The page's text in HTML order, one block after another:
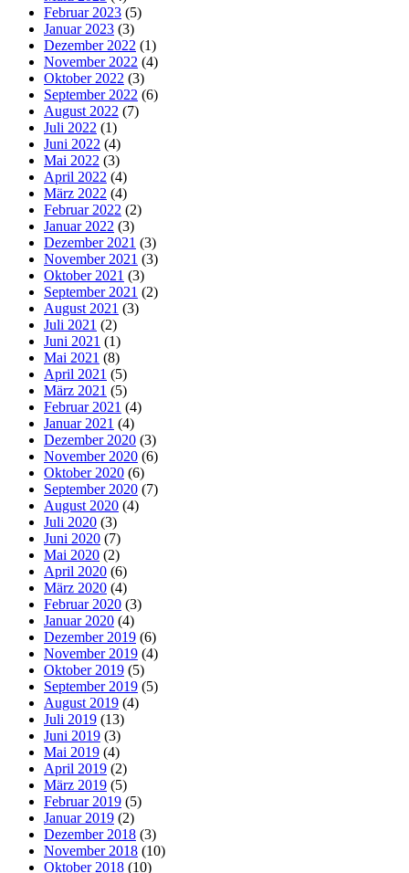
Februar 2023 (5)
Januar 2023 (3)
Dezember 2022 (1)
November 2022 (4)
Oktober 2022 (3)
September 2022 (6)
August 2022 (7)
Juli 2022 (1)
Juni 2022 (4)
Mai 2022 (3)
April 2022 (4)
März 2022 (4)
Februar 2022 (2)
Januar 2022 (3)
Dezember 2021 (3)
November 2021 (3)
Oktober 2021 (3)
September 2021 (2)
August 2021 (3)
Juli 2021 (2)
Juni 2021 (1)
Mai 2021 (8)
April 2021 (5)
März 2021 (5)
Februar 2021 (4)
Januar 2021 (4)
Dezember 2020 (3)
November 2020 (6)
Oktober 2020 (6)
September 2020 (7)
August 2020 (4)
Juli 2020 (3)
Juni 2020 (7)
Mai 2020 (2)
April 2020 (6)
März 2020 (4)
Februar 2020 (3)
Januar 2020 (4)
Dezember 2019 (6)
November 2019 (4)
Oktober 2019 (5)
September 2019 (5)
August 2019 (4)
Juli 2019 (13)
Juni 2019 (3)
Mai 2019 (4)
April 2019 (2)
März 2019 (5)
Februar 2019 (5)
Januar 2019 (2)
Dezember 2018 (3)
November 2018 (10)
Oktober 2018 (10)